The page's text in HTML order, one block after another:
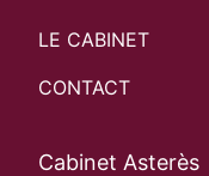
LE CABINET
CONTACT
Cabinet Asterès